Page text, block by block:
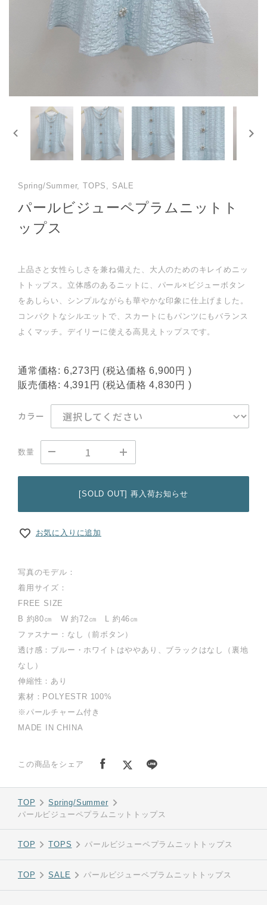
Spring/Summer, TOPS, SALE
パールビジューペプラムニットト
ップス
上品さと女性らしさを兼ね備えた、大人のためのキレイめニッ
トトップス。立体感のあるニットに、パール×ビジューボタン
をあしらい、シンプルながらも華やかな印象に仕上げました。
コンパクトなシルエットで、スカートにもパンツにもバランス
よくマッチ。デイリーに使える高見えトップスです。
通常価格: 6,273円 (税込価格6,900円 )
販売価格: 4,391円 (税込価格4,830円 )
カラー
数量
[SOLD OUT] 再入荷お知らせ
お気に入りに追加
写真のモデル：
着用サイズ：
FREE SIZE
B 約80㎝ W 約72㎝ L 約46㎝
ファスナー：なし（前ボタン）
透け感：ブルー・ホワイトはややあり、ブラックはなし（裏地
なし）
伸縮性：あり
素材：POLYESTR 100%
※パールチャーム付き
MADE IN CHINA
この商品をシェア
TOP
Spring/Summer
パールビジューペプラムニットトップス
TOP TOPS パールビジューペプラムニットトップス
TOP SALE パールビジューペプラムニットトップス